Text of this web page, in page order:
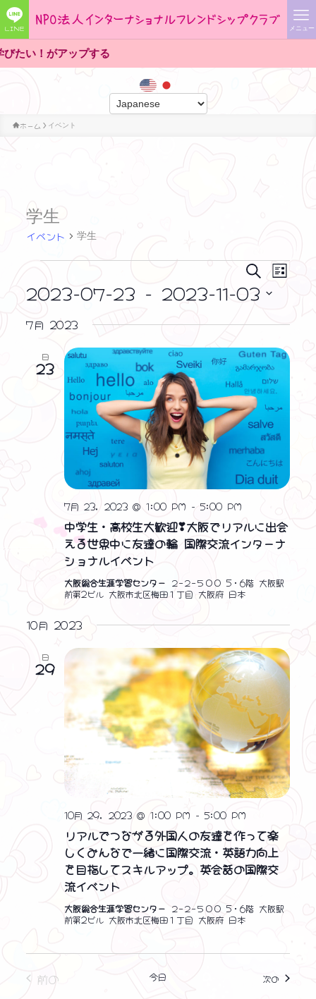
LINE メニュー
！がアップする
ホーム イベント
学生
イベント 学生
ベ
ン
イ
ベ
ン
ト
を
検
索
し
て
ナ
ビ
ゲ
シ
を
表
示
検
イ
ト
ュ
ビ
ー
シ
ョ
リ
ス
2023-07-23 - 2023-11-03
付
選
7月 2023
日
23
中学生・高校生大歓迎❣大阪でリアルに出会
える世界中に友達の輪 国際交流インターナ
ショナルイベント
7月 23, 2023 @ 1:00 PM -5:00 PM
大阪総合生涯学習センター ２−２−５００ 5・6階 大阪駅
前第2ビル 大阪市北区梅田１丁目 大阪府 日本
10月 2023
日
29
リアルでつながる外国人の友達を作って楽
しくみんなで一緒に国際交流・英語力向上
を目指してスキルアップ。英会話の国際交
流イベント
10月 29, 2023 @ 1:00 PM -5:00 PM
大阪総合生涯学習センター ２−２−５００ 5・6階 大阪駅
前第2ビル 大阪市北区梅田１丁目 大阪府 日本
前の 今日 次のイベント
❤ ❤ ❤